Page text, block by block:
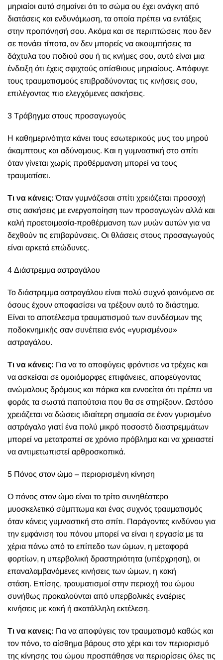
μηριαίοι αυτό σημαίνει ότι το σώμα ου έχει ανάγκη από
διατάσεις και ενδυνάμωση, τα οποία πρέπει να εντάξεις
στην προπόνησή σου. Ακόμα και σε περιπτώσεις που δεν
σε πονάει τίποτα, αν δεν μπορείς να ακουμπήσεις τα
δάχτυλα του ποδιού σου ή τις κνήμες σου, αυτό είναι μια
ένδειξη ότι έχεις σφιχτούς οπίσθιους μηριαίους. Απόφυγε
τους τραυματισμούς επιβραδύνοντας τις κινήσεις σου,
επιλέγοντας πιο ελεγχόμενες ασκήσεις.
3 Τράβηγμα στους προσαγωγούς
Η καθημερινότητα κάνει τους εσωτερικούς μυς του μηρού
άκαμπτους και αδύναμους. Και η γυμναστική στο σπίτι
όταν γίνεται χωρίς προθέρμανση μπορεί να τους
τραυματίσει.
Τι να κάνεις: Όταν γυμνάζεσαι σπίτι χρειάζεται προσοχή
στις ασκήσεις με ενεργοποίηση των προσαγωγών αλλά και
καλή προετοιμασία-προθέρμανση των μυών αυτών για να
δεχθούν τις επιβαρύνσεις. Οι θλάσεις στους προσαγωγούς
είναι αρκετά επώδυνες.
4 Διάστρεμμα αστραγάλου
Το διάστρεμμα αστραγάλου είναι πολύ συχνό φαινόμενο σε
όσους έχουν αποφασίσει να τρέξουν αυτό το διάστημα.
Είναι το αποτέλεσμα τραυματισμού των συνδέσμων της
ποδοκνημικής σαν συνέπεια ενός «γυρισμένου»
αστραγάλου.
Τι να κάνεις: Για να το αποφύγεις φρόντισε να τρέχεις και
να ασκείσαι σε ομοιόμορφες επιφάνειες, αποφεύγοντας
ανώμαλους δρόμους και πάρκα και εννοείται ότι πρέπει να
φοράς τα σωστά παπούτσια που θα σε στηρίξουν. Ωστόσο
χρειάζεται να δώσεις ιδιαίτερη σημασία σε έναν γυρισμένο
αστράγαλο γιατί ένα πολύ μικρό ποσοστό διαστρεμμάτων
μπορεί να μετατραπεί σε χρόνιο πρόβλημα και να χρειαστεί
να αντιμετωπιστεί αρθροσκοπικά.
5 Πόνος στον ώμο – περιορισμένη κίνηση
Ο πόνος στον ώμο είναι το τρίτο συνηθέστερο
μυοσκελετικό σύμπτωμα και ένας συχνός τραυματισμός
όταν κάνεις γυμναστική στο σπίτι. Παράγοντες κινδύνου για
την εμφάνιση του πόνου μπορεί να είναι η εργασία με τα
χέρια πάνω από το επίπεδο των ώμων, η μεταφορά
φορτίων, η υπερβολική δραστηριότητα (υπέρχρηση), οι
επαναλαμβανόμενες κινήσεις των ώμων, η κακή
στάση. Επίσης, τραυματισμοί στην περιοχή του ώμου
συνήθως προκαλούνται από υπερβολικές εναέριες
κινήσεις με κακή ή ακατάλληλη εκτέλεση.
Τι να κανεις: Για να αποφύγεις τον τραυματισμό καθώς και
τον πόνο, το αίσθημα βάρους στο χέρι και τον περιορισμό
της κίνησης του ώμου προσπάθησε να περιορίσεις όλες τις